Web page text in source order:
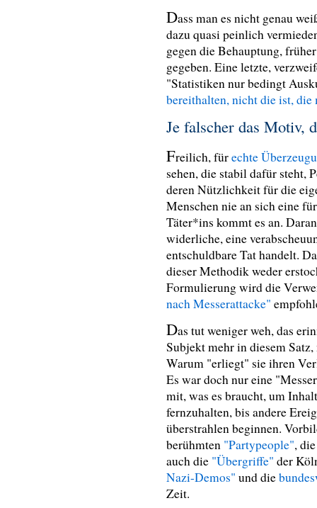
Dass man es nicht genau
dazu quasi peinlich
gegen die Behauptung,
gegeben. Eine letzte,
"Statistiken nur bedingt
bereithalten, nicht die ist, die
Je falscher das Motiv,
Freilich, fürechte
sehen, die stabil dafür steht,
deren Nützlichkeit für die
Menschen nie an sich eine
Täter*ins kommt es an.
widerliche, eine
entschuldbare Tat handelt.
dieser Methodik weder
Formulierung wird die
nach Messerattacke"
Das tut weniger weh, das
Subjekt mehr in diesem
Warum "erliegt" sie ihren
Es war doch nur eine
mit, was es braucht, um
fernzuhalten, bis andere
überstrahlen beginnen.
berühmten "Partypeople",
auch die "Übergriffe" der
Nazi-Demos" und die
Zeit.